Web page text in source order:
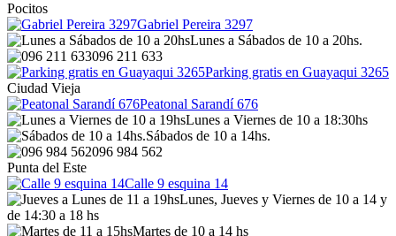
Pocitos
Gabriel Pereira 3297
Lunes a Sábados de 10 a 20hs.
096 211 633
Parking gratis en Guayaqui 3265
Ciudad Vieja
Peatonal Sarandí 676
Lunes a Viernes de 10 a 18:30hs
Sábados de 10 a 14hs.
096 984 562
Punta del Este
Calle 9 esquina 14
Lunes, Jueves y Viernes de 10 a 14 y
de 14:30 a 18 hs
Martes de 10 a 14 hs